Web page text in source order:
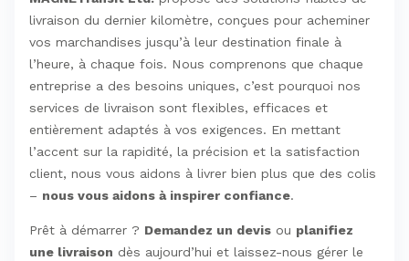
livraison du dernier kilomètre, conçues pour acheminer
vos marchandises jusqu’à leur destination finale à
l’heure, à chaque fois. Nous comprenons que chaque
entreprise a des besoins uniques, c’est pourquoi nos
services de livraison sont flexibles, efficaces et
entièrement adaptés à vos exigences. En mettant
l’accent sur la rapidité, la précision et la satisfaction
client, nous vous aidons à livrer bien plus que des colis
– nous vous aidons à inspirer confiance.
Prêt à démarrer ? Demandez un devis ou planifiez
une livraison dès aujourd’hui et laissez-nous gérer le